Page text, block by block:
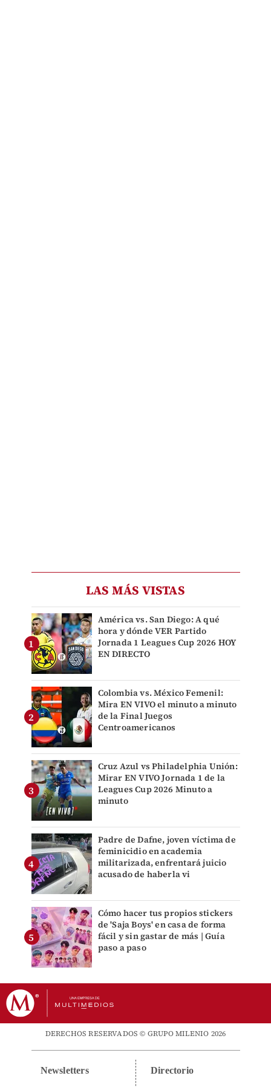
LAS MÁS VISTAS
América vs. San Diego: A qué
hora y dónde VER Partido
Jornada 1 Leagues Cup 2026 HOY
EN DIRECTO
Colombia vs. México Femenil:
Mira EN VIVO el minuto a minuto
de la Final Juegos
Centroamericanos
Cruz Azul vs Philadelphia Unión:
Mirar EN VIVO Jornada 1 de la
Leagues Cup 2026 Minuto a
minuto
Padre de Dafne, joven víctima de
feminicidio en academia
militarizada, enfrentará juicio
acusado de haberla vi
Cómo hacer tus propios stickers
de 'Saja Boys' en casa de forma
fácil y sin gastar de más | Guía
paso a paso
DERECHOS RESERVADOS © GRUPO MILENIO 2026
Newsletters Directorio